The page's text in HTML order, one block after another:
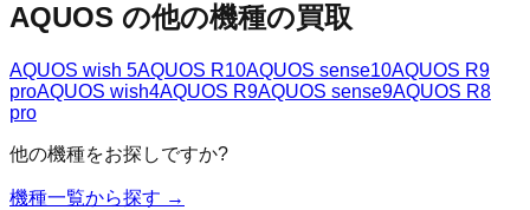
AQUOS の他の機種の買取
AQUOS wish 5AQUOS R10AQUOS sense10AQUOS R9
proAQUOS wish4AQUOS R9AQUOS sense9AQUOS R8
pro
他の機種をお探しですか?
機種一覧から探す →